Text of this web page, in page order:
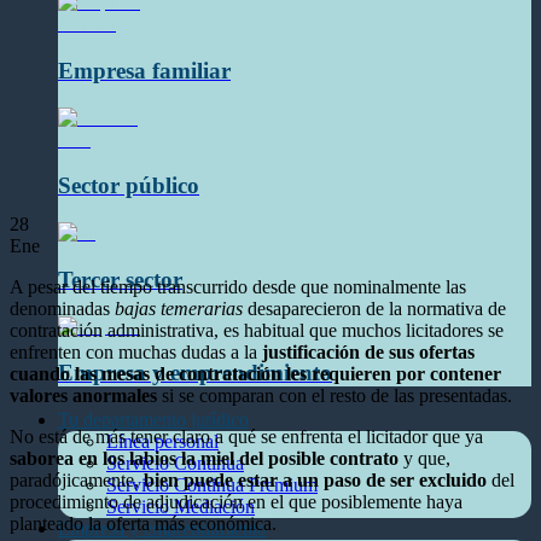
Empresa familiar
Sector público
Tercer sector
Empresa y emprendimiento
Tu departamento jurídico
Línea personal
Servicio Continua
Servicio Continua Premium
Servicio Mediación
Empresa y emprendimiento
28
Ene
A pesar del tiempo transcurrido desde que nominalmente las
denominadas bajas temerarias desaparecieron de la normativa de
contratación administrativa, es habitual que muchos licitadores se
enfrenten con muchas dudas a la justificación de sus ofertas
cuando las mesas de contratación les requieren por contener
valores anormales si se comparan con el resto de las presentadas.
No está de más tener claro a qué se enfrenta el licitador que ya
saborea en los labios la miel del posible contrato y que,
paradójicamente,bien puede estar a un paso de ser excluido del
procedimiento de adjudicación en el que posiblemente haya
planteado la oferta más económica.